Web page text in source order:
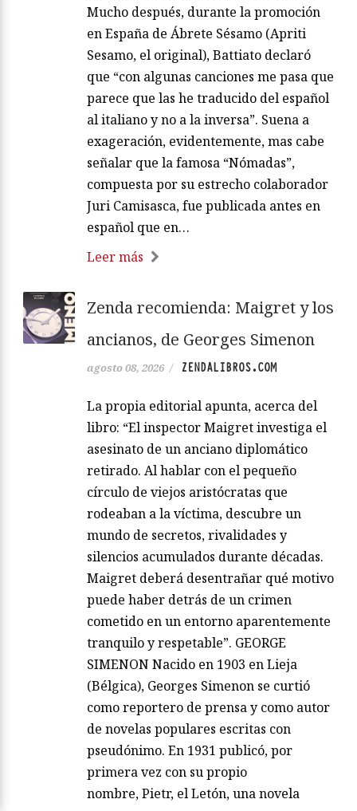
Mucho después, durante la promoción
en España de Ábrete Sésamo (Apriti
Sesamo, el original), Battiato declaró
que “con algunas canciones me pasa que
parece que las he traducido del español
al italiano y no a la inversa”. Suena a
exageración, evidentemente, mas cabe
señalar que la famosa “Nómadas”,
compuesta por su estrecho colaborador
Juri Camisasca, fue publicada antes en
español que en…
Leer más
Zenda recomienda: Maigret y los
ancianos, de Georges Simenon
agosto 08, 2026 / ZENDALIBROS.COM
La propia editorial apunta, acerca del
libro: “El inspector Maigret investiga el
asesinato de un anciano diplomático
retirado. Al hablar con el pequeño
círculo de viejos aristócratas que
rodeaban a la víctima, descubre un
mundo de secretos, rivalidades y
silencios acumulados durante décadas.
Maigret deberá desentrañar qué motivo
puede haber detrás de un crimen
cometido en un entorno aparentemente
tranquilo y respetable”. GEORGE
SIMENON Nacido en 1903 en Lieja
(Bélgica), Georges Simenon se curtió
como reportero de prensa y como autor
de novelas populares escritas con
pseudónimo. En 1931 publicó, por
primera vez con su propio
nombre, Pietr, el Letón, una novela